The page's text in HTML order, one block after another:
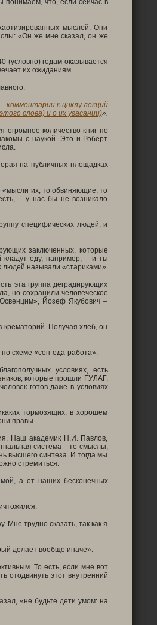
что, если сейчас в
мыслей. Они
«Он же мне сказал, он же
(условно) годам оказывается
их ожиданиям.
к циклу лекций
слова) и о их угасании)».
огромное количество книг по
с наукой. Это и Роберт
на публичных площадках
«мысли их, то обвиняющие, то
– у нас бы не возникало
специфических людей, и
заключенных, которые
кладут еду, например, – и ты
людей называли «стариками».
эта группа деградирующих
но сохранили человеческое
Йозеф Якубович –
крематорий. Получая хлеб, он
схеме «сон-еда-работа».
условиях, есть
которые прошли ГУЛАГ,
готов даже в условиях
тормозящих, в хорошем
правы.
Наш академик Н.И. Павлов,
система – те смыслы,
высшего синтеза. И тогда мы
стремиться.
а от наших бесконечных
Мне трудно сказать, так как я
делает вообще иначе».
То есть, если мне вот
отодвинуть этот внутренний
«не будьте дети умом: на